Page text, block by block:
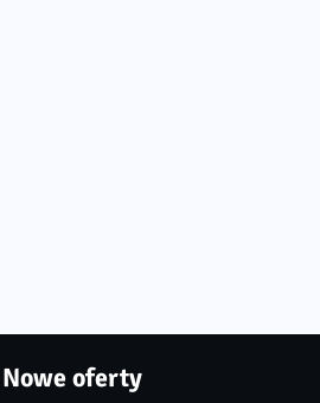
Nowe oferty